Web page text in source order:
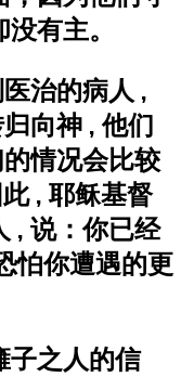
有主。
治的病人 ,
向神 , 他们
情况会比较
, 耶稣基督
, 说：你已经
怕你遭遇的更
子之人的信